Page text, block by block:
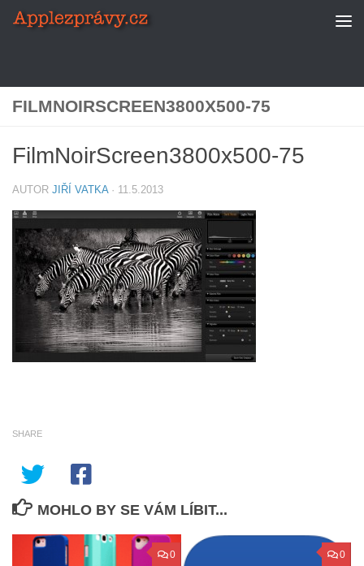
Skip to content
FILMNOIRSCREEN3800X500-75
FilmNoirScreen3800x500-75
AUTOR JIŘÍ VATKA · 11.5.2013
SHARE
MOHLO BY SE VÁM LÍBIT...
0 0